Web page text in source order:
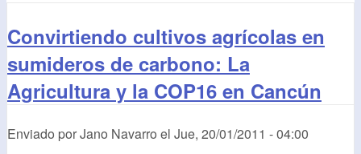
Convirtiendo cultivos agrícolas en
sumideros de carbono: La
Agricultura y la COP16 en Cancún
Enviado porJano Navarro el Jue, 20/01/2011 - 04:00